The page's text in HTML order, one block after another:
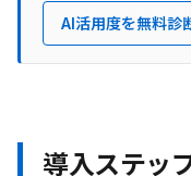
AI活用度を無料診
導入ステッ